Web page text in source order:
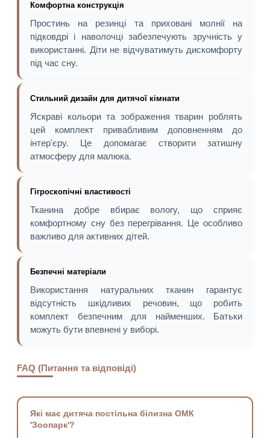
Комфортна конструкція
Простинь на резинці та приховані молнії на
підковдрі і наволочці забезпечують зручність у
використанні. Діти не відчуватимуть дискомфорту
під час сну.
Стильний дизайн для дитячої кімнати
Яскраві кольори та зображення тварин роблять
цей комплект привабливим доповненням до
інтер'єру. Це допомагає створити затишну
атмосферу для малюка.
Гігроскопічні властивості
Тканина добре вбирає вологу, що сприяє
комфортному сну без перегрівання. Це особливо
важливо для активних дітей.
Безпечні матеріали
Використання натуральних тканин гарантує
відсутність шкідливих речовин, що робить
комплект безпечним для найменших. Батьки
можуть бути впевнені у виборі.
FAQ (Питання та відповіді)
Які має дитяча постільна білизна ОМК
'Зоопарк'?